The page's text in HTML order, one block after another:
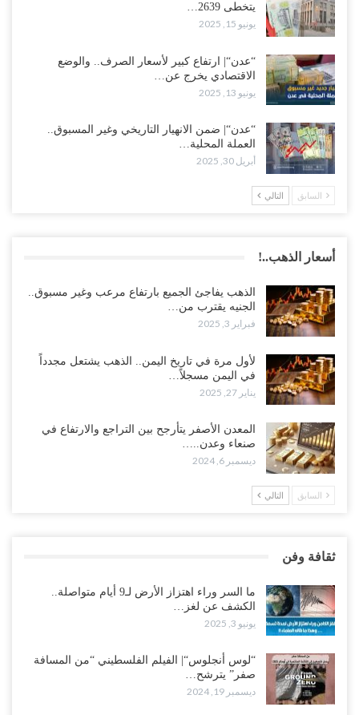
يتخطى 2639…
يونيو 15, 2025
“عدن“| ارتفاع كبير لأسعار الصرف.. والوضع
الاقتصادي يخرج عن…
يونيو 13, 2025
“عدن“| ضمن الانهيار التاريخي وغير المسبوق..
العملة المحلية…
أبريل 30, 2025
السابق التالي
أسعار الذهب..!
الذهب يفاجئ الجميع بارتفاع مرعب وغير مسبوق..
الجنيه يقترب من…
فبراير 3, 2025
لأول مرة في تاريخ اليمن.. الذهب يشتعل مجدداً
في اليمن مسجلاً…
يناير 27, 2025
المعدن الأصفر يتأرجح بين التراجع والارتفاع في
صنعاء وعدن..…
ديسمبر 6, 2024
السابق التالي
ثقافة وفن
ما السر وراء اهتزاز الأرض لـ9 أيام متواصلة..
الكشف عن لغز…
يونيو 3, 2025
“لوس أنجلوس“| الفيلم الفلسطيني “من المسافة
صفر” يترشح…
ديسمبر 19, 2024